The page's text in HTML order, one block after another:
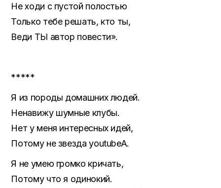
Не ходи с пустой полостью
Только тебе решать, кто ты,
Веди ТЫ автор повести».
*****
Я из породы домашних людей.
Ненавижу шумные клубы.
Нет у меня интересных идей,
Потому не звезда youtubeA.
Я не умею громко кричать,
Потому что я одинокий.